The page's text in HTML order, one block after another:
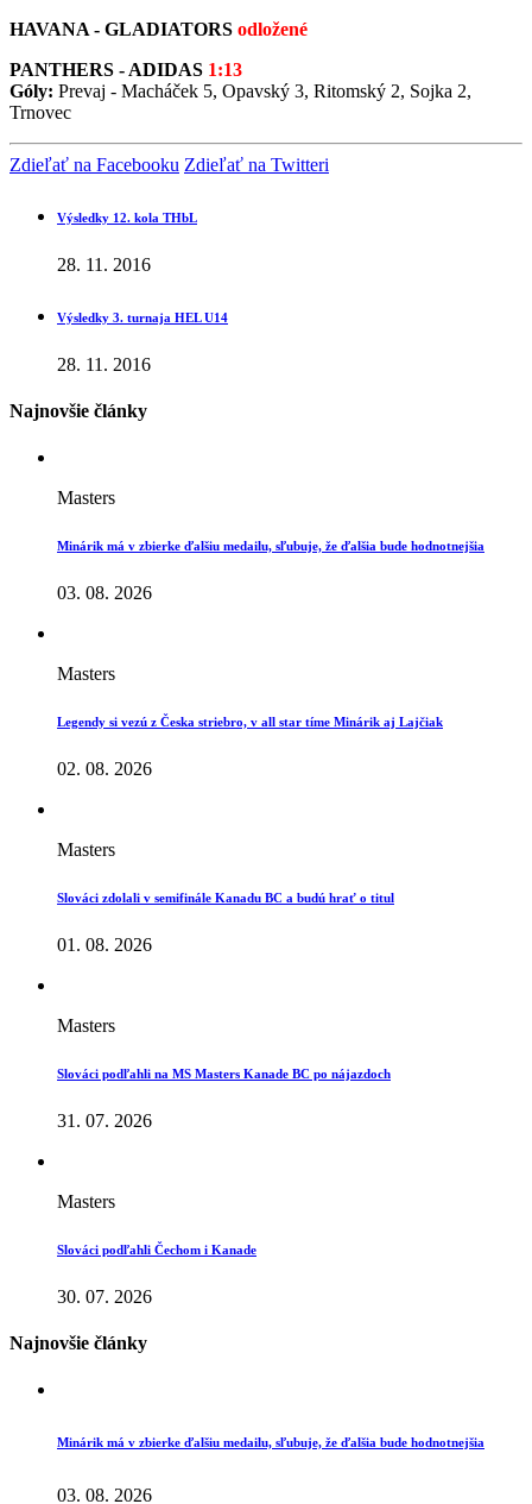
HAVANA - GLADIATORS odložené
PANTHERS - ADIDAS 1:13
Góly: Prevaj - Macháček 5, Opavský 3, Ritomský 2, Sojka 2,
Trnovec
Zdieľať na Facebooku Zdieľať na Twitteri
Výsledky 12. kola THbL
28. 11. 2016
Výsledky 3. turnaja HEL U14
28. 11. 2016
Najnovšie články
Masters
Minárik má v zbierke ďalšiu medailu, sľubuje, že ďalšia bude hodnotnejšia
03. 08. 2026
Masters
Legendy si vezú z Česka striebro, v all star tíme Minárik aj Lajčiak
02. 08. 2026
Masters
Slováci zdolali v semifinále Kanadu BC a budú hrať o titul
01. 08. 2026
Masters
Slováci podľahli na MS Masters Kanade BC po nájazdoch
31. 07. 2026
Masters
Slováci podľahli Čechom i Kanade
30. 07. 2026
Najnovšie články
Minárik má v zbierke ďalšiu medailu, sľubuje, že ďalšia bude hodnotnejšia
03. 08. 2026